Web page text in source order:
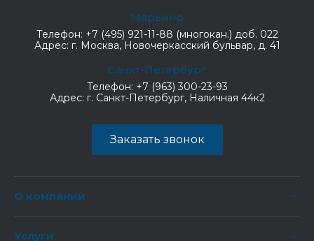
Марьино
Телефон: +7 (495) 921-11-88 (многокан.) доб. 022
Адрес: г. Москва, Новочеркасский бульвар, д. 41
Санкт-Петербург
Телефон: +7 (963) 300-23-93
Адрес: г. Санкт-Петербург, Наличная 44к2
Заказать звонок
О компании
Услуги